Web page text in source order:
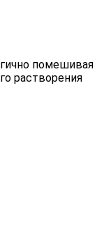
помешивая
растворения